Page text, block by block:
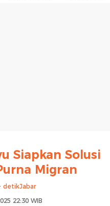
Siapkan Solusi
Migran
detikJabar
22:30 WIB